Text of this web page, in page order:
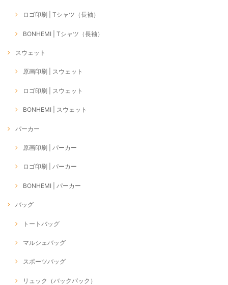
ロゴ印刷 | Tシャツ（長袖）
BONHEMI | Tシャツ（長袖）
スウェット
原画印刷 | スウェット
ロゴ印刷 | スウェット
BONHEMI | スウェット
パーカー
原画印刷 | パーカー
ロゴ印刷 | パーカー
BONHEMI | パーカー
バッグ
トートバッグ
マルシェバッグ
スポーツバッグ
リュック（バックパック）